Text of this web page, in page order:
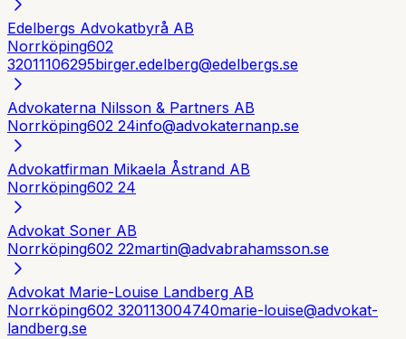
Edelbergs Advokatbyrå AB
Norrköping602
32011106295birger.edelberg@edelbergs.se
Advokaterna Nilsson & Partners AB
Norrköping602 24info@advokaternanp.se
Advokatfirman Mikaela Åstrand AB
Norrköping602 24
Advokat Soner AB
Norrköping602 22martin@advabrahamsson.se
Advokat Marie-Louise Landberg AB
Norrköping602 320113004740marie-louise@advokat-
landberg.se